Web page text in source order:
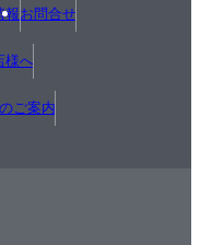
報お問合せ
様へ
ご案内